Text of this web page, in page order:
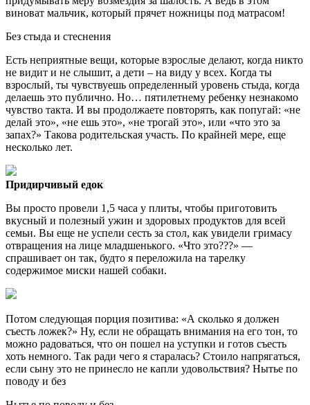
виноват мальчик, который прячет ножницы под матрасом!
Без стыда и стеснения
Есть неприятные вещи, которые взрослые делают, когда никто
не видит и не слышит, а дети – на виду у всех. Когда ты
взрослый, ты чувствуешь определенный уровень стыда, когда
делаешь это публично. Но… пятилетнему ребенку незнакомо
чувство такта. И вы продолжаете повторять, как попугай: «не
делай это», «не ешь это», «не трогай это», или «что это за
запах?» Такова родительская участь. По крайней мере, еще
несколько лет.
Придирчивый едок
Вы просто провели 1,5 часа у плиты, чтобы приготовить
вкусный и полезный ужин и здоровых продуктов для всей
семьи. Вы еще не успели сесть за стол, как увидели гримасу
отвращения на лице младшенького. «Что это???» —
спрашивает он так, будто я переложила на тарелку
содержимое миски нашей собаки.
Потом следующая порция позитива: «А сколько я должен
съесть ложек?» Ну, если не обращать внимания на его тон, то
можно радоваться, что он пошел на уступки и готов съесть
хоть немного. Так ради чего я старалась? Стоило напрягаться,
если сыну это не принесло не капли удовольствия? Нытье по
поводу и без